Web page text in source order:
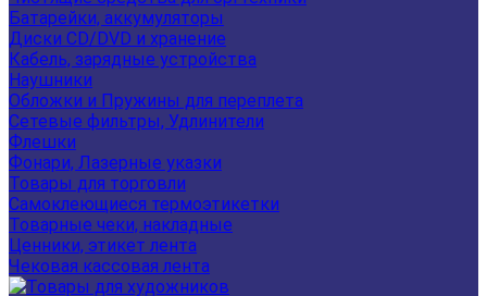
Батарейки, аккумуляторы
Диски CD/DVD и хранение
Кабель, зарядные устройства
Наушники
Обложки и Пружины для переплета
Сетевые фильтры, Удлинители
Флешки
Фонари, Лазерные указки
Товары для торговли
Самоклеющиеся термоэтикетки
Товарные чеки, накладные
Ценники, этикет лента
Чековая кассовая лента